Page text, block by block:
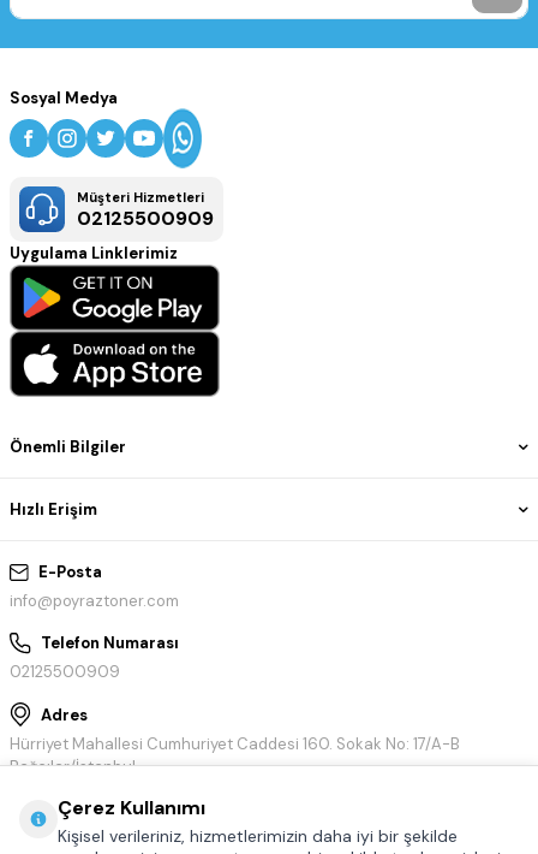
E-Posta
info@poyraztoner.com
Telefon Numarası
02125500909
Adres
Hürriyet Mahallesi Cumhuriyet Caddesi 160. Sokak No: 17/A-B
Bağcılar/İstanbul
Önemli Bilgiler
Hızlı Erişim
Sosyal Medya
Müşteri Hizmetleri
02125500909
Uygulama Linklerimiz
Çerez Kullanımı
Kişisel verileriniz, hizmetlerimizin daha iyi bir şekilde